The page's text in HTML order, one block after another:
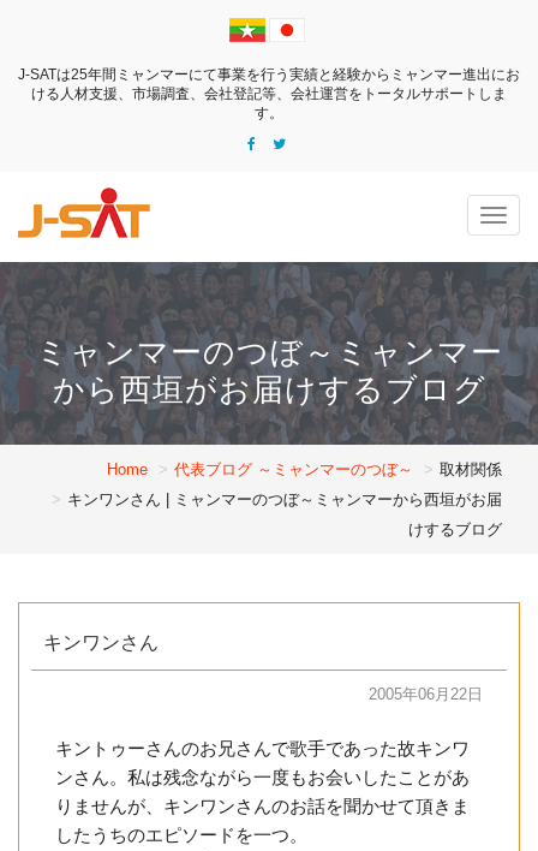
J-SATは25年間ミャンマーにて事業を行う実績と経験からミャンマー進出にお
ける 人材支援、市場調査、会社登記等、会社運営をトータルサポートしま
す。
ミャンマーのつぼ～ミャンマー
から西垣がお届けするブログ
Home 代表ブログ ～ミャンマーのつぼ～
取材関係
キンワンさん | ミャンマーのつぼ～ミャンマーから西垣がお届
けするブログ
キンワンさん
2005年06月22日
キントゥーさんのお兄さんで歌手であった故キンワ
ンさん。私は残念ながら一度もお会いしたことがあ
りませんが、キンワンさんのお話を聞かせて頂きま
したうちのエピソードを一つ。